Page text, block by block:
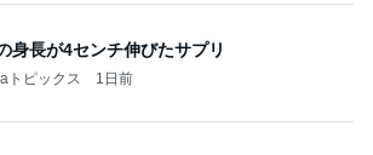
身長が4センチ伸びたサプリ
トピックス 1日前